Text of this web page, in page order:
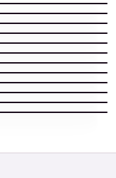
silenziosa